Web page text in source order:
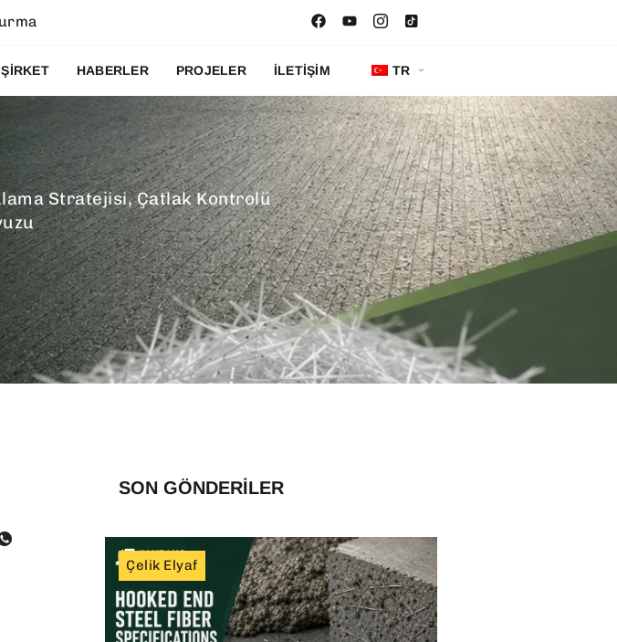
ŞIRKET HABERLER PROJELER İLETIŞIM TR
Stratejisi, Çatlak Kontrolü
SON GÖNDERILER
Çelik Elyaf